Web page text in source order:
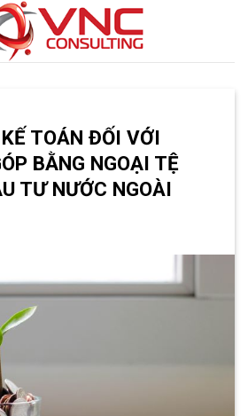
TOÁN ĐỐI VỚI
BẰNG NGOẠI TỆ
TƯ NƯỚC NGOÀI